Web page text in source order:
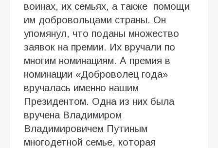
воинах, их семьях, а также помощи
им добровольцами страны. Он
упомянул, что поданы множество
заявок на премии. Их вручали по
многим номинациям. А премия в
номинации «Доброволец года»
вручалась именно нашим
Президентом. Одна из них была
вручена Владимиром
Владимировичем Путиным
многодетной семье, которая